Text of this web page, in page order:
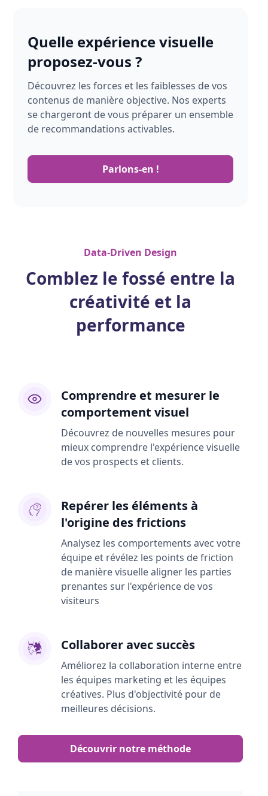
Quelle expérience visuelle
proposez-vous ?
Découvrez les forces et les faiblesses de vos
contenus de manière objective. Nos experts
se chargeront de vous préparer un ensemble
de recommandations activables.
Parlons-en !
Data-Driven Design
Comblez le fossé entre la
créativité et la
performance
Comprendre et mesurer le
comportement visuel
Découvrez de nouvelles mesures pour
mieux comprendre l'expérience visuelle
de vos prospects et clients.
Repérer les éléments à
l'origine des frictions
Analysez les comportements avec votre
équipe et révélez les points de friction
de manière visuelle aligner les parties
prenantes sur l'expérience de vos
visiteurs
Collaborer avec succès
Améliorez la collaboration interne entre
les équipes marketing et les équipes
créatives. Plus d'objectivité pour de
meilleures décisions.
Découvrir notre méthode